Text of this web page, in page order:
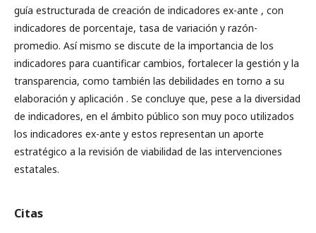
guía estructurada de creación de indicadores ex-ante , con
indicadores de porcentaje, tasa de variación y razón-
promedio. Así mismo se discute de la importancia de los
indicadores para cuantificar cambios, fortalecer la gestión y la
transparencia, como también las debilidades en torno a su
elaboración y aplicación . Se concluye que, pese a la diversidad
de indicadores, en el ámbito público son muy poco utilizados
los indicadores ex-ante y estos representan un aporte
estratégico a la revisión de viabilidad de las intervenciones
estatales.
Citas